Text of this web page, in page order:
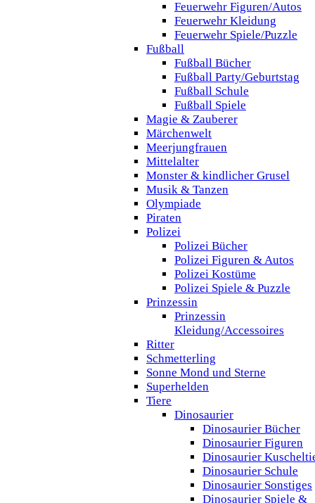
Feuerwehr Figuren/Autos
Feuerwehr Kleidung
Feuerwehr Spiele/Puzzle
Fußball
Fußball Bücher
Fußball Party/Geburtstag
Fußball Schule
Fußball Spiele
Magie & Zauberer
Märchenwelt
Meerjungfrauen
Mittelalter
Monster & kindlicher Grusel
Musik & Tanzen
Olympiade
Piraten
Polizei
Polizei Bücher
Polizei Figuren & Autos
Polizei Kostüme
Polizei Spiele & Puzzle
Prinzessin
Prinzessin
Kleidung/Accessoires
Ritter
Schmetterling
Sonne Mond und Sterne
Superhelden
Tiere
Dinosaurier
Dinosaurier Bücher
Dinosaurier Figuren
Dinosaurier
Dinosaurier Schule
Dinosaurier Sonstiges
Dinosaurier Spiele &